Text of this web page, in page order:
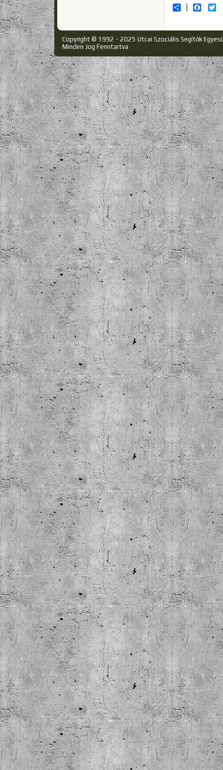
Share
Copyright © 1992 - 2025 Utcai Szociális Segítők
Minden Jog Fenntartva